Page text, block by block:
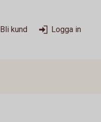
Bli kund Logga in